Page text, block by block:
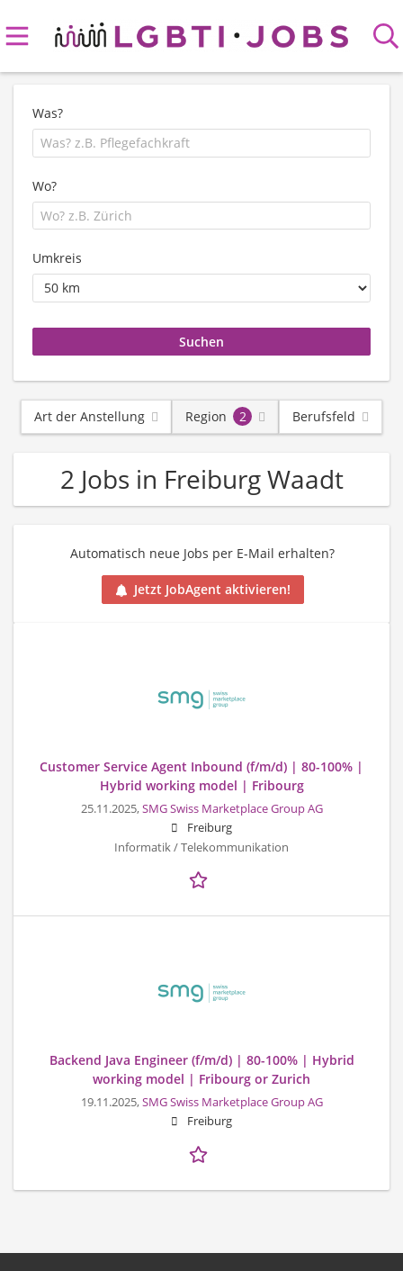
Was?
Wo?
Umkreis
Art der Anstellung Region 2 Berufsfeld
2 Jobs in Freiburg Waadt
Automatisch neue Jobs per E-Mail erhalten?
Jetzt JobAgent aktivieren!
Customer Service Agent Inbound (f/m/d) | 80-100% |
Hybrid working model | Fribourg
25.11.2025,SMG Swiss Marketplace Group AG
Freiburg
Informatik / Telekommunikation
Backend Java Engineer (f/m/d) | 80-100% | Hybrid
working model | Fribourg or Zurich
19.11.2025,SMG Swiss Marketplace Group AG
Freiburg